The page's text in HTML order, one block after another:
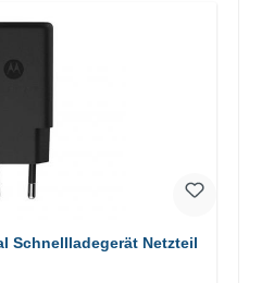
Motorola SC42 Original Schnellladegerät Netzteil